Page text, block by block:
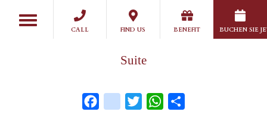
Toggle
navigation
CALL FIND US BENEFIT BUCHEN SIE
Suite
FacebookinstagramTwitterWhatsApp